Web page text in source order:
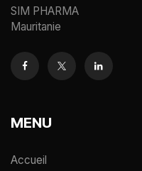
SIM PHARMA
Mauritanie
MENU
Accueil